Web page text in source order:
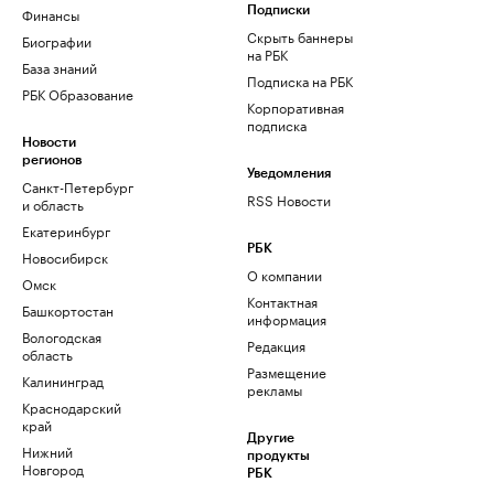
Финансы
Биографии
База знаний
РБК Образование
Новости
регионов
Санкт-Петербург
и область
Екатеринбург
Новосибирск
Омск
Башкортостан
Вологодская
область
Калининград
Краснодарский
край
Нижний
Новгород
Подписки
Скрыть баннеры
на РБК
Подписка на РБК
Корпоративная
подписка
Уведомления
RSS Новости
РБК
О компании
Контактная
информация
Редакция
Размещение
рекламы
Другие
продукты
РБК